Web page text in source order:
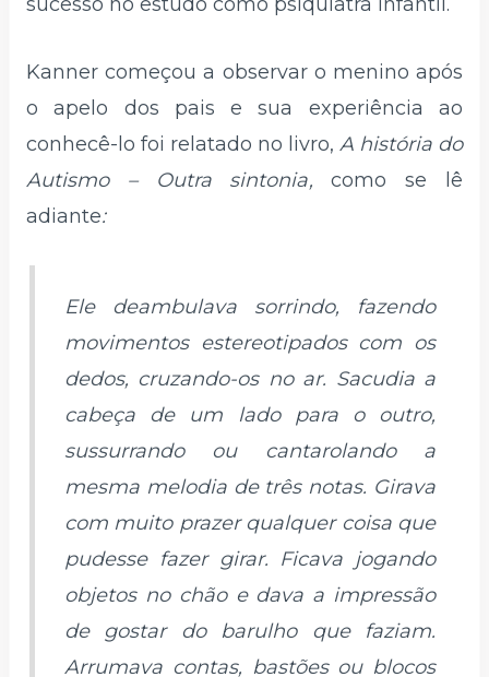
Kanner começou a observar o menino após
o apelo dos pais e sua experiência ao
conhecê-lo foi relatado no livro, A história do
Autismo – Outra sintonia,como se lê
adiante:
Ele deambulava sorrindo, fazendo
movimentos estereotipados com os
dedos, cruzando-os no ar. Sacudia a
cabeça de um lado para o outro,
sussurrando ou cantarolando a
mesma melodia de três notas. Girava
com muito prazer qualquer coisa que
pudesse fazer girar. Ficava jogando
objetos no chão e dava a impressão
de gostar do barulho que faziam.
Arrumava contas, bastões ou blocos